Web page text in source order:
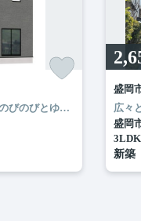
）にお問い合わせください
にお問い合わせください
センターまで徒歩10分圏内の
歩15分圏内のおうち♪ ご相
広々とした17帖のLDKでのびのびとゆとりのある空間を楽しめます
盛岡
盛岡
3LDK
新築